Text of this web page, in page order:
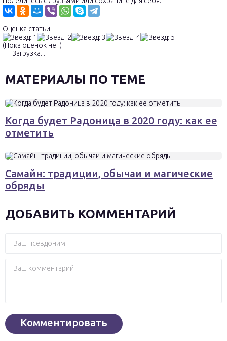
Оценка статьи:
(Пока оценок нет)
Загрузка...
МАТЕРИАЛЫ ПО ТЕМЕ
Когда будет Радоница в 2020 году: как ее
отметить
Самайн: традиции, обычаи и магические
обряды
ДОБАВИТЬ КОММЕНТАРИЙ